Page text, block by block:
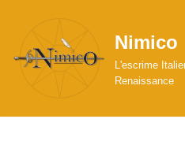
au
Nimico
L'escrime
Renaissance